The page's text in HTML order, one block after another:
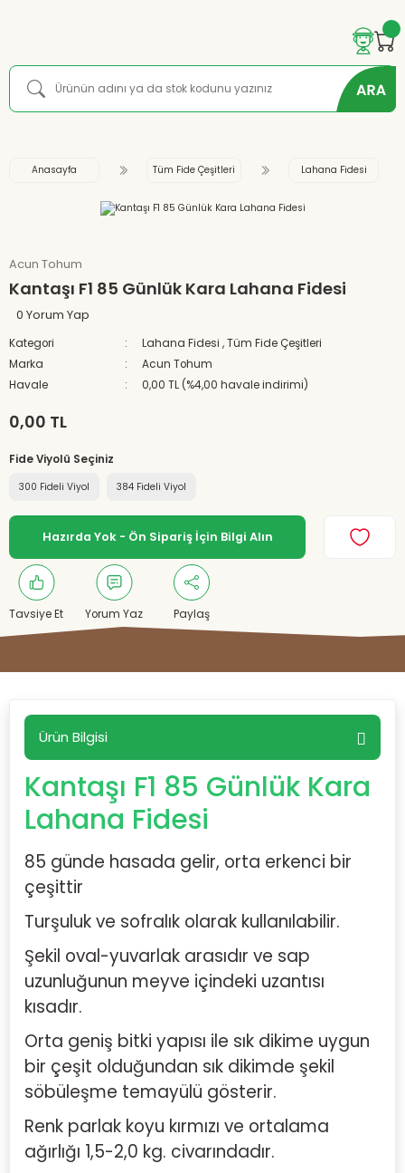
Anasayfa Tüm Fide Çeşitleri Lahana Fidesi
Acun Tohum
Kantaşı F1 85 Günlük Kara Lahana Fidesi
0 Yorum Yap
Kategori Lahana Fidesi ,Tüm Fide Çeşitleri
Marka
Acun Tohum
Havale
0,00 TL (%4,00 havale indirimi)
0,00 TL
Fide Viyolü Seçiniz
300 Fideli Viyol 384 Fideli Viyol
Hazırda Yok - Ön Sipariş İçin Bilgi Alın
Tavsiye Et Yorum Yaz Paylaş
Ürün Bilgisi
Kantaşı F1 85 Günlük Kara
Lahana Fidesi
85 günde hasada gelir, orta erkenci bir
çeşittir
Turşuluk ve sofralık olarak kullanılabilir.
Şekil oval-yuvarlak arasıdır ve sap
uzunluğunun meyve içindeki uzantısı
kısadır.
Orta geniş bitki yapısı ile sık dikime uygun
bir çeşit olduğundan sık dikimde şekil
söbüleşme temayülü gösterir.
Renk parlak koyu kırmızı ve ortalama
ağırlığı 1,5-2,0 kg. civarındadır.